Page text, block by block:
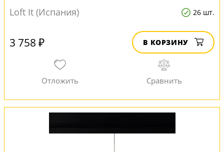
Loft It (Испания)
26 шт.
3 758 ₽ В КОРЗИНУ